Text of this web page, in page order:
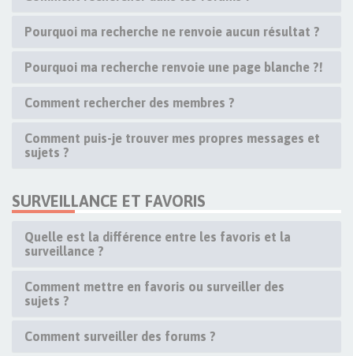
Pourquoi ma recherche ne renvoie aucun résultat ?
Pourquoi ma recherche renvoie une page blanche ?!
Comment rechercher des membres ?
Comment puis-je trouver mes propres messages et
sujets ?
SURVEILLANCE ET FAVORIS
Quelle est la différence entre les favoris et la
surveillance ?
Comment mettre en favoris ou surveiller des
sujets ?
Comment surveiller des forums ?